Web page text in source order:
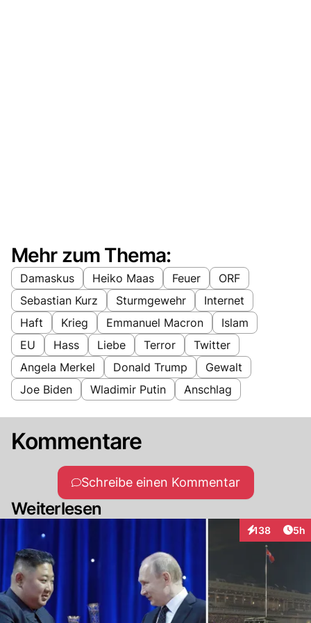
Mehr zum Thema:
Damaskus Heiko Maas Feuer
ORF
Sebastian Kurz
Sturmgewehr
Internet
Haft
Krieg Emmanuel Macron
Islam
EU
Hass Liebe Terror
Twitter
Angela Merkel
Donald Trump
Gewalt
Joe Biden
Wladimir Putin Anschlag
Kommentare
Schreibe einen Kommentar
Weiterlesen
138
Interaktionen
5h